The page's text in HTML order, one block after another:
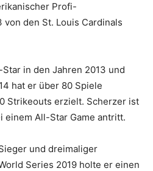
Profi-
den St. Louis Cardinals
in den Jahren 2013 und
hat er über 80 Spiele
Strikeouts erzielt. Scherzer ist
All-Star Game antritt.
und dreimaliger
Series 2019 holte er einen